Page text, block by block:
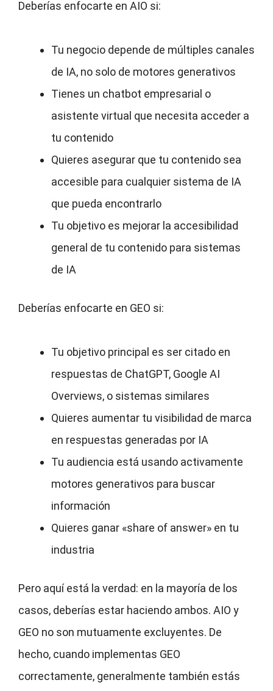
Deberías enfocarte en AIO si:
Tu negocio depende de múltiples canales
de IA, no solo de motores generativos
Tienes un chatbot empresarial o
asistente virtual que necesita acceder a
tu contenido
Quieres asegurar que tu contenido sea
accesible para cualquier sistema de IA
que pueda encontrarlo
Tu objetivo es mejorar la accesibilidad
general de tu contenido para sistemas
de IA
Deberías enfocarte en GEO si:
Tu objetivo principal es ser citado en
respuestas de ChatGPT, Google AI
Overviews, o sistemas similares
Quieres aumentar tu visibilidad de marca
en respuestas generadas por IA
Tu audiencia está usando activamente
motores generativos para buscar
información
Quieres ganar «share of answer» en tu
industria
Pero aquí está la verdad: en la mayoría de los
casos, deberías estar haciendo ambos. AIO y
GEO no son mutuamente excluyentes. De
hecho, cuando implementas GEO
correctamente, generalmente también estás